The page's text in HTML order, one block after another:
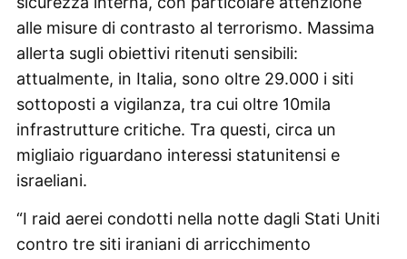
alle misure di contrasto al terrorismo. Massima
allerta sugli obiettivi ritenuti sensibili:
attualmente, in Italia, sono oltre 29.000 i siti
sottoposti a vigilanza, tra cui oltre 10mila
infrastrutture critiche. Tra questi, circa un
migliaio riguardano interessi statunitensi e
israeliani.
“I raid aerei condotti nella notte dagli Stati Uniti
contro tre siti iraniani di arricchimento